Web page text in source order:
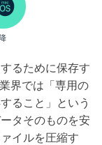
るために保存す
界では「専用の
ること」という
タそのものを安
イルを圧縮す